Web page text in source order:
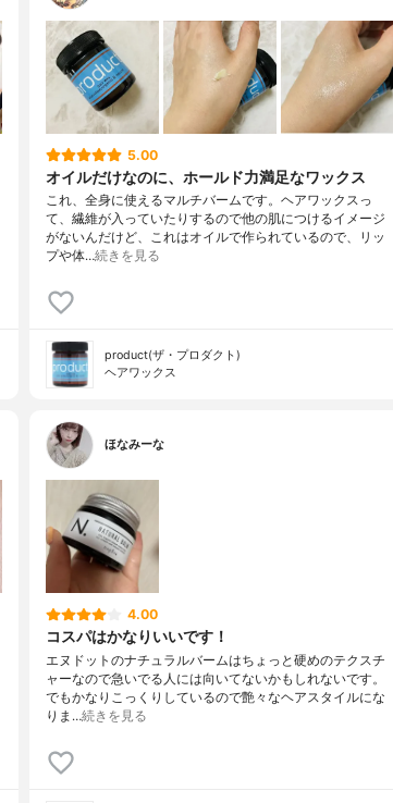
5.00
オイルだけなのに、ホールド力満足なワックス
これ、全身に使えるマルチバームです。ヘアワックスっ
て、繊維が入っていたりするので他の肌につけるイメージ
がないんだけど、これはオイルで作られているので、リッ
プや体…続きを見る
product(ザ・プロダクト)
ヘアワックス
ほなみーな
4.00
コスパはかなりいいです！
エヌドットのナチュラルバームはちょっと硬めのテクスチ
ャーなので急いでる人には向いてないかもしれないです。
でもかなりこっくりしているので艶々なヘアスタイルにな
りま…続きを見る